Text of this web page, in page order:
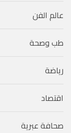
عالم الفن
طب وصحة
رياضة
اقتصاد
صحافة عبرية